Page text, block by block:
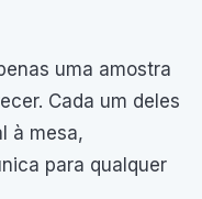
uma amostra
Cada um deles
à mesa,
para qualquer